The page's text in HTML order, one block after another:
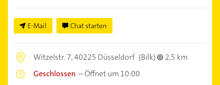
E-Mail Chat starten
Witzelstr. 7,40225 Düsseldorf (Bilk)
2,5 km
Geschlossen –Öffnet um 10:00